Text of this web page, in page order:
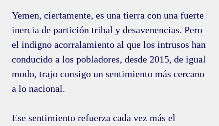
Yemen, ciertamente, es una tierra con una fuerte
inercia de partición tribal y desavenencias. Pero
el indigno acorralamiento al que los intrusos han
conducido a los pobladores, desde 2015, de igual
modo, trajo consigo un sentimiento más cercano
a lo nacional.
Ese sentimiento refuerza cada vez más el